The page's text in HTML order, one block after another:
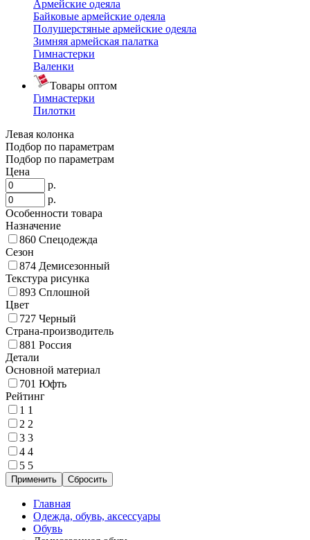
Армейские одеяла
Байковые армейские одеяла
Полушерстяные армейские одеяла
Зимняя армейская палатка
Гимнастерки
Валенки
Товары оптом
Гимнастерки
Пилотки
Левая колонка
Подбор по параметрам
Подбор по параметрам
Цена
р.
р.
Особенности товара
Назначение
860 Спецодежда
Сезон
874 Демисезонный
Текстура рисунка
893 Сплошной
Цвет
727 Черный
Страна-производитель
881 Россия
Детали
Основной материал
701 Юфть
Рейтинг
1 1
2 2
3 3
4 4
5 5
Главная
Одежда, обувь, аксессуары
Обувь